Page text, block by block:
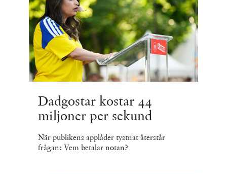
Dadgostar kostar 44
miljoner per sekund
När publikens applåder tystnat återstår
frågan: Vem betalar notan?